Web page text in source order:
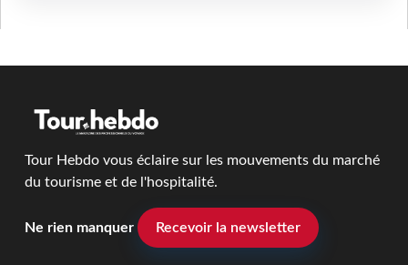
Tour Hebdo vous éclaire sur les mouvements du marché
du tourisme et de l'hospitalité.
Ne rien manquer Recevoir la newsletter